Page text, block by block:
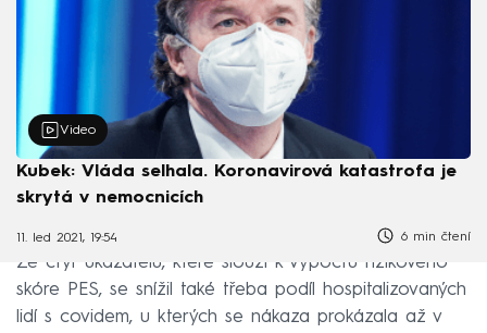
Video
Kubek: Vláda selhala. Koronavirová katastrofa je
skrytá v nemocnicích
11. led 2021, 19:54 6 min čtení
Ze čtyř ukazatelů, které slouží k výpočtu rizikového
skóre PES, se snížil také třeba podíl hospitalizovaných
lidí s covidem, u kterých se nákaza prokázala až v